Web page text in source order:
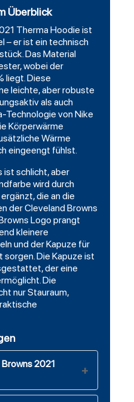
Überblick
Therma Hoodie ist
– er ist ein technisch
Das Material
wobei der
liegt. Diese
leichte, aber robuste
als auch
Technologie von Nike
Körperwärme
Wärme
eingeengt fühlst.
ist schlicht, aber
wird durch
die an die
der Cleveland Browns
Logo prangt
kleinere
und der Kapuze für
Die Kapuze ist
der eine
Die
nur Stauraum,
2021